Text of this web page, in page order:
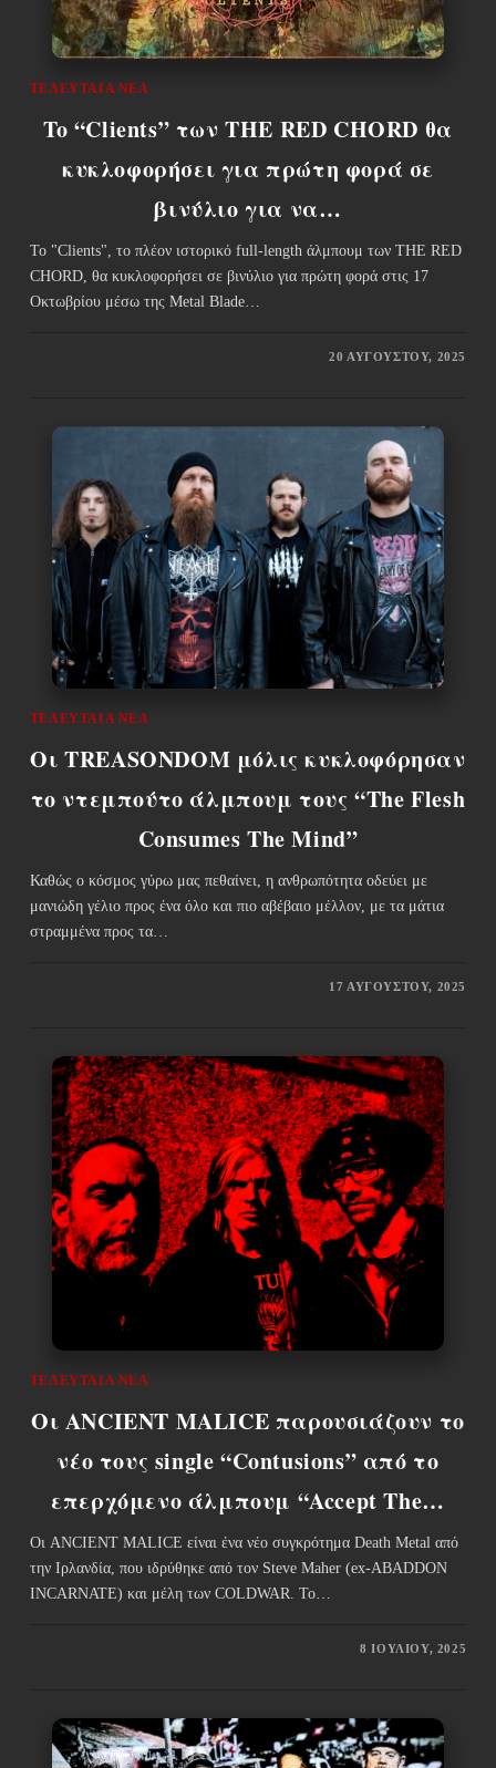
ΤΕΛΕΥΤΑΊΑ ΝΈΑ
To “Clients” των THE RED CHORD θα
κυκλοφορήσει για πρώτη φορά σε
βινύλιο για να…
Το "Clients", το πλέον ιστορικό full-length άλμπουμ των THE RED
CHORD, θα κυκλοφορήσει σε βινύλιο για πρώτη φορά στις 17
Οκτωβρίου μέσω της Metal Blade…
20 ΑΥΓΟΎΣΤΟΥ, 2025
ΤΕΛΕΥΤΑΊΑ ΝΈΑ
Οι TREASONDOM μόλις κυκλοφόρησαν
το ντεμπούτο άλμπουμ τους “The Flesh
Consumes The Mind”
Καθώς ο κόσμος γύρω μας πεθαίνει, η ανθρωπότητα οδεύει με
μανιώδη γέλιο προς ένα όλο και πιο αβέβαιο μέλλον, με τα μάτια
στραμμένα προς τα…
17 ΑΥΓΟΎΣΤΟΥ, 2025
ΤΕΛΕΥΤΑΊΑ ΝΈΑ
Οι ANCIENT MALICE παρουσιάζουν το
νέο τους single “Contusions” από το
επερχόμενο άλμπουμ “Accept The…
Οι ANCIENT MALICE είναι ένα νέο συγκρότημα Death Metal από
την Ιρλανδία, που ιδρύθηκε από τον Steve Maher (ex-ABADDON
INCARNATE) και μέλη των COLDWAR. Το…
8 ΙΟΥΛΊΟΥ, 2025